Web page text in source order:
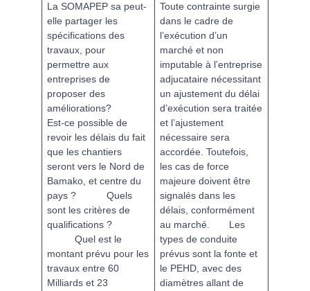
La SOMAPEP sa peut-
elle partager les
spécifications des
travaux, pour
permettre aux
entreprises de
proposer des
améliorations?
Est-ce possible de
revoir les délais du fait
que les chantiers
seront vers le Nord de
Bamako, et centre du
pays ?Quels
sont les critères de
qualifications ?
Quel est le
montant prévu pour les
travaux entre 60
Milliards et 23
Toute contrainte surgie
dans le cadre de
l’exécution d’un
marché et non
imputable à l’entreprise
adjucataire nécessitant
un ajustement du délai
d’exécution sera traitée
et l’ajustement
nécessaire sera
accordée. Toutefois,
les cas de force
majeure doivent être
signalés dans les
délais, conformément
au marché. Les
types de conduite
prévus sont lafonte et
le PEHD , avec des
diamètres allant de